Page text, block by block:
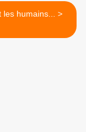
Ce sont les humains... >